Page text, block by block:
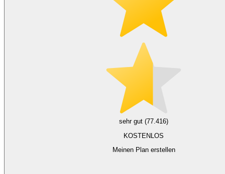
sehr gut (77.416)
KOSTENLOS
Meinen Plan erstellen